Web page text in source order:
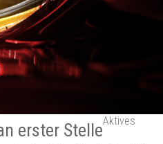
erster StelleAktives